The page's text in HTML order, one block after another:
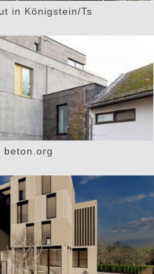
in Königstein/Ts
beton.org